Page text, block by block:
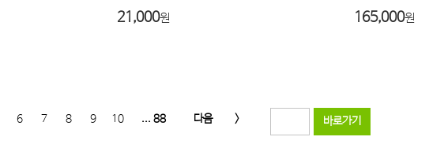
21,000원 165,000원
6 7 8 9 10 ... 88 다음 > 바로가기